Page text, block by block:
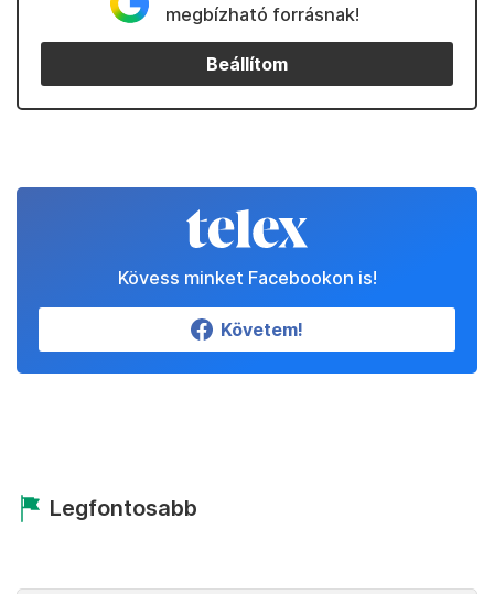
megbízható forrásnak!
Beállítom
Kövess minket Facebookon is!
Követem!
Legfontosabb